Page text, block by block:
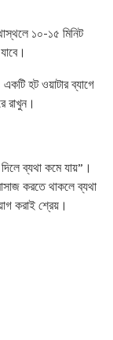
১০-১৫ মিনিট
হট ওয়াটার ব্যাগে
রাখুন।
ব্যথা কমে যায়”।
করতে থাকলে ব্যথা
করাই শ্রেয়।